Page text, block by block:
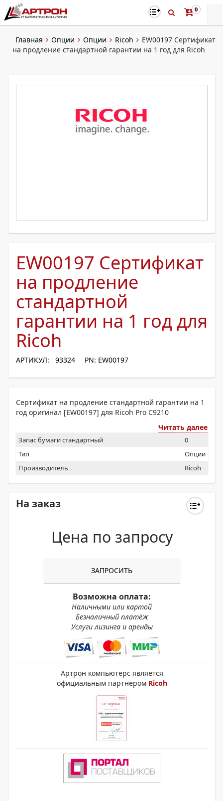
0
Главная Опции Опции Ricoh
EW00197 Сертификат
на продление стандартной гарантии на 1 год для Ricoh
EW00197 Сертификат
на продление
стандартной
гарантии на 1 год для
Ricoh
АРТИКУЛ: 93324 PN: EW00197
Сертификат на продление стандартной гарантии на 1
год оригинал [EW00197] для Ricoh Pro C9210
Читать далее
Запас бумаги стандартный
0
Тип
Опции
Производитель
Ricoh
На заказ
Цена по запросу
ЗАПРОСИТЬ
Возможна оплата:
Наличными или картой
Безналичный платёж
Услуги лизинга и аренды
Артрон компьютерс является
официальным партнером Ricoh